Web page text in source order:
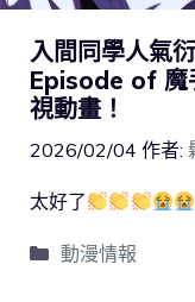
入間同學人氣
Episode of 魔
視動畫！
2026/02/04 作者:
太好了
動漫情報